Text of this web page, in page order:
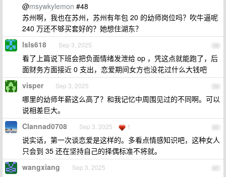
@msywkylemon #48
苏州啊，我也在苏州，苏州有年包 20 的幼师岗位吗？吹牛逼呢
240 万还不够买套好的？她想住湖东？
58
lsls618 Sep 3, 2025
看了上篇说下班会把负面情绪发泄给 op ，凭这点就能跑了，后
面财务方面接近 0 支出，恋爱期间女方也没花过什么大钱吧
59
visper Sep 3, 2025
哪里的幼师年薪这么高了？和我记忆中周围见过的不同啊。可以
说相差巨大。
60
Clannad0708 Sep 3, 2025 1
说实话，第一次谈恋爱是这样的。多看点情感知识吧，这种女人
只会到 35 还在坚持自己的择偶标准不将就。
61
wangxiang Sep 3, 2025